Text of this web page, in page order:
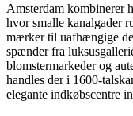
Amsterdam kombinerer
hvor smalle kanalgader
mærker til uafhængige
spænder fra
blomstermarkeder og
handles der i 1600-
elegante indkøbscentre